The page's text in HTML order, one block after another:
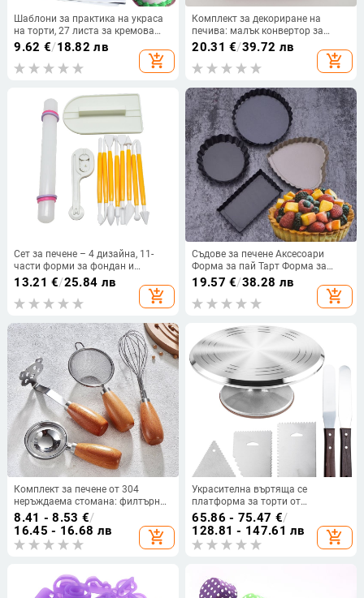
Шаблони за практика на украса
на торти, 27 листа за кремова
украса, DIY форми за печене
9.62 €/18.82 лв
add_shopping_cart
Комплект за декориране на
печива: малък конвертор за
шприц, малка шприц-чанта от
304 неръждаема стомана,
накрайници за торти и бисквитки
20.31 €/39.72 лв
add_shopping_cart
Сет за печене – 4 дизайна, 11-
части форми за фондан и
бисквити, версия с ролков прът,
комплект от 4 части
13.21 €/25.84 лв
add_shopping_cart
Съдове за печене Аксесоари
Форма за пай Тарт Форма за
печене с подвижно дъно Торта
Бонбони Инструмент за
сладкиши Форми за печене на
19.57 €/38.28 лв
add_shopping_cart
Комплект за печене от 304
неръждаема стомана: филтърна
мрежа, разделител за белтъци за
бебешка храна и ръчна бъркалка
за яйца
8.41 - 8.53 €/
16.45 - 16.68 лв
add_shopping_cart
Украсителна въртяща се
платформа за торти от
алуминиева сплав със база и
шпатула
65.86 - 75.47 €/
128.81 - 147.61 лв
add_shopping_cart